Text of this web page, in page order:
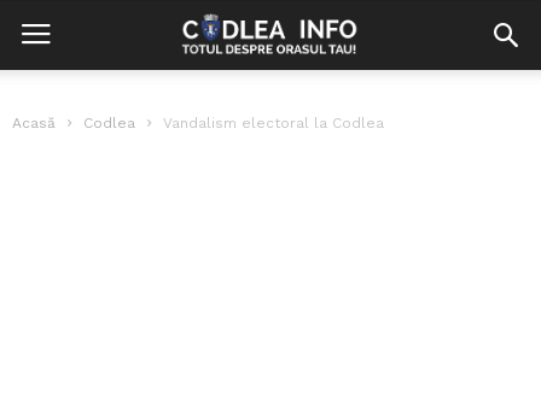
Acasă Codlea Vandalism electoral la Codlea